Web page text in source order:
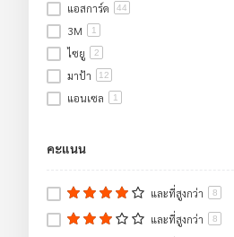
อุปกรณ์ป้องกันศีรษะ/ใบหน้า/หู
อุปกรณ์ป้องกันใบหน้าและดวงตา
อุปกรณ์ป้องกันระบบทางเดินหายใจ
เสื้อจราจร/เสื้อกันฝน/ชุดหมี
เสื้อกั๊กสะท้อนแสง
อ่างล้างตาฉุกเฉิน/ฝักบัวฉุกเฉิน
ตู้เก็บสารเคมี 3
ตู้เก็บสารไวไฟ
แอสการ์ด 44
3M 1
ไซยู 2
มาป้า 12
แอนเซล 1
คะแนน
และที่สูงกว่า 8
และที่สูงกว่า 8